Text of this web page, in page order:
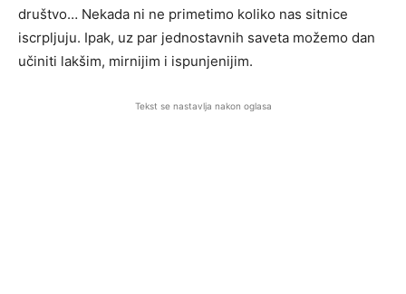
društvo… Nekada ni ne primetimo koliko nas sitnice
iscrpljuju. Ipak, uz par jednostavnih saveta možemo dan
učiniti lakšim, mirnijim i ispunjenijim.
Tekst se nastavlja nakon oglasa